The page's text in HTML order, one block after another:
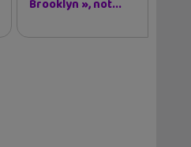
Brooklyn », not...